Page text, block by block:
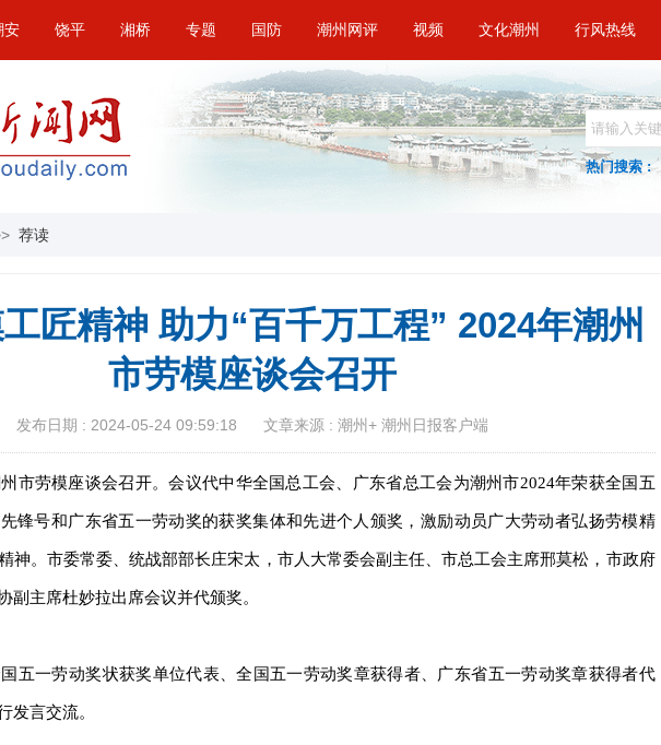
安 饶平 湘桥 专题 国防 潮州网评 视频 文化潮州 行风热线
热门搜索 :
荐读
匠精神 助力“百千万工程” 2024年潮州
市劳模座谈会召开
发布日期 : 2024-05-24 09:59:18 文章来源 : 潮州+ 潮州日报客户端
市劳模座谈会召开。会议代中华全国总工会、广东省总工会为潮州市2024年荣获全国五
锋号和广东省五一劳动奖的获奖集体和先进个人颁奖，激励动员广大劳动者弘扬劳模精
神。市委常委、统战部部长庄宋太，市人大常委会副主任、市总工会主席邢莫松，市政府
副主席杜妙拉出席会议并代颁奖。
五一劳动奖状获奖单位代表、全国五一劳动奖章获得者、广东省五一劳动奖章获得者代
发言交流。